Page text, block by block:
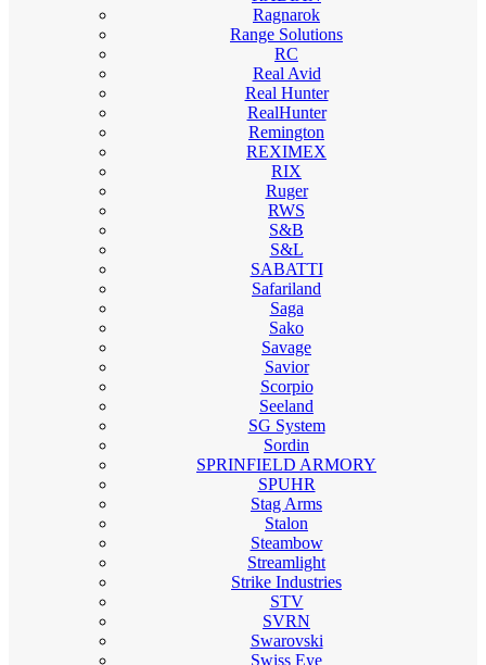
Ragnarok
Range Solutions
RC
Real Avid
Real Hunter
RealHunter
Remington
REXIMEX
RIX
Ruger
RWS
S&B
S&L
SABATTI
Safariland
Saga
Sako
Savage
Savior
Scorpio
Seeland
SG System
Sordin
SPRINFIELD ARMORY
SPUHR
Stag Arms
Stalon
Steambow
Streamlight
Strike Industries
STV
SVRN
Swarovski
Swiss Eye